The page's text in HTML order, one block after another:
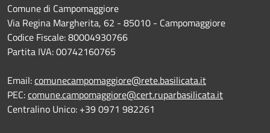
Comune di Campomaggiore
Via Regina Margherita, 62 - 85010 - Campomaggiore
Codice Fiscale: 80004930766
Partita IVA: 00742160765
Email:comunecampomaggiore@rete.basilicata.it
PEC:comune.campomaggiore@cert.ruparbasilicata.it
Centralino Unico: +39 0971 982261